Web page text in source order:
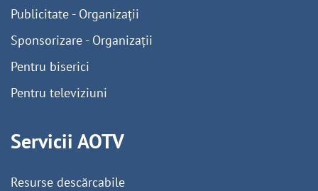
Publicitate - Organizații
Sponsorizare - Organizații
Pentru biserici
Pentru televiziuni
Servicii AOTV
Resurse descărcabile